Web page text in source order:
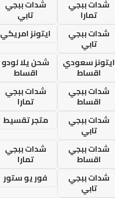
شدات ببجي
تمارا
شدات ببجي
تابي
شدات ببجي
تابي
ايتونز امريكي
ايتونز سعودي
اقساط
شحن يلا لودو
اقساط
شدات ببجي
اقساط
شدات ببجي
تمارا
شدات ببجي
تابي
متجر تقسيط
شدات ببجي
اقساط
شدات ببجي
تمارا
شدات ببجي
تابي
فور يو ستور